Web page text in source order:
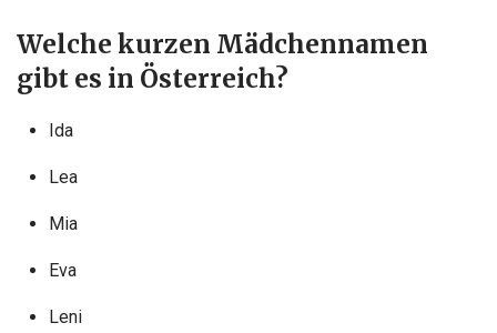
Welche kurzen Mädchennamen
gibt es in Österreich?
Ida
Lea
Mia
Eva
Leni